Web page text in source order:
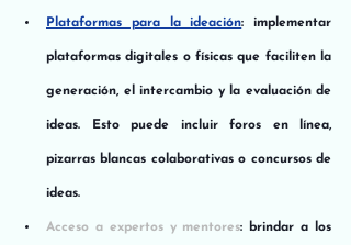
Plataformas para la ideación: implementar
plataformas digitales o físicas que faciliten la
generación, el intercambio y la evaluación de
ideas. Esto puede incluir foros en línea,
pizarras blancas colaborativas o concursos de
ideas.
Acceso a expertos y mentores: brindar a los